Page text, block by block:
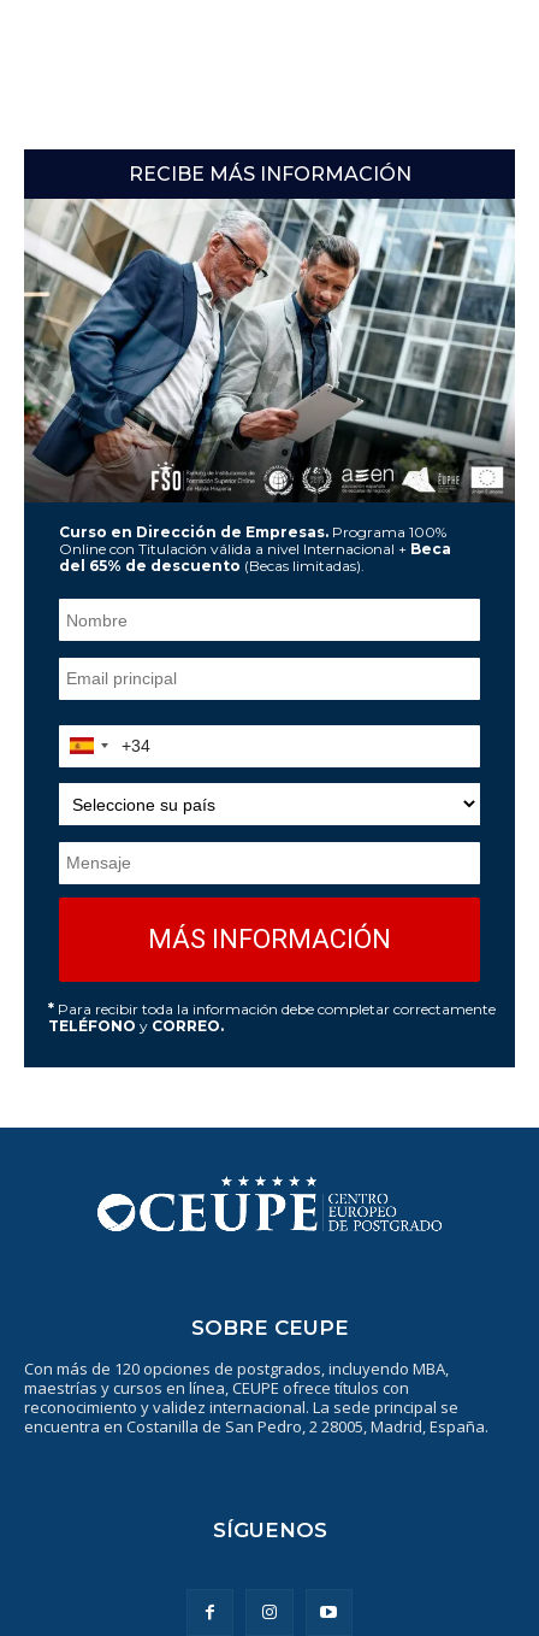
RECIBE MÁS INFORMACIÓN
Curso en Dirección de Empresas.Programa 100%
Online con Titulación válida a nivel Internacional + Beca
del 65% de descuento (Becas limitadas).
* Para recibir toda la información debe completar correctamente
TELÉFONO y CORREO.
SOBRE CEUPE
Con más de 120 opciones de postgrados, incluyendo MBA,
maestrías y cursos en línea, CEUPE ofrece títulos con
reconocimiento y validez internacional. La sede principal se
encuentra en Costanilla de San Pedro, 2 28005, Madrid, España.
SÍGUENOS